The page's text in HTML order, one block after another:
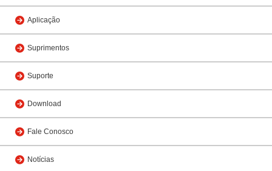
Aplicação
Suprimentos
Suporte
Download
Fale Conosco
Notícias